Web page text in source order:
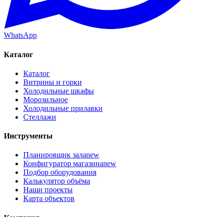
WhatsApp
Каталог
Каталог
Витрины и горки
Холодильные шкафы
Морозильное
Холодильные прилавки
Стеллажи
Инструменты
Планировщик залаnew
Конфигуратор магазинаnew
Подбор оборудования
Калькулятор объёма
Наши проекты
Карта объектов